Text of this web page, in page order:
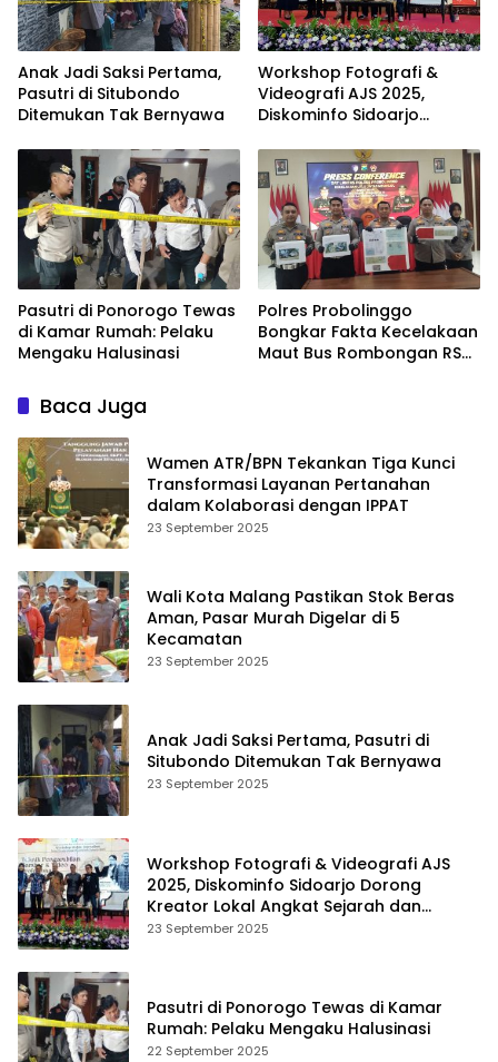
Anak Jadi Saksi Pertama,
Pasutri di Situbondo
Ditemukan Tak Bernyawa
Workshop Fotografi &
Videografi AJS 2025,
Diskominfo Sidoarjo
Angkat Sejarah dan
Budaya
Pasutri di Ponorogo Tewas
di Kamar Rumah: Pelaku
Mengaku Halusinasi
Polres Probolinggo
Bongkar Fakta Kecelakaan
Maut Bus Rombongan RS
Baca Juga
Wamen ATR/BPN Tekankan Tiga Kunci
Transformasi Layanan Pertanahan
dalam Kolaborasi dengan IPPAT
23 September 2025
Wali Kota Malang Pastikan Stok Beras
Aman, Pasar Murah Digelar di 5
Kecamatan
23 September 2025
Anak Jadi Saksi Pertama, Pasutri di
Situbondo Ditemukan Tak Bernyawa
23 September 2025
Workshop Fotografi & Videografi AJS
2025, Diskominfo Sidoarjo Dorong
Kreator Lokal Angkat Sejarah dan
Budaya
23 September 2025
Pasutri di Ponorogo Tewas di Kamar
Rumah: Pelaku Mengaku Halusinasi
22 September 2025